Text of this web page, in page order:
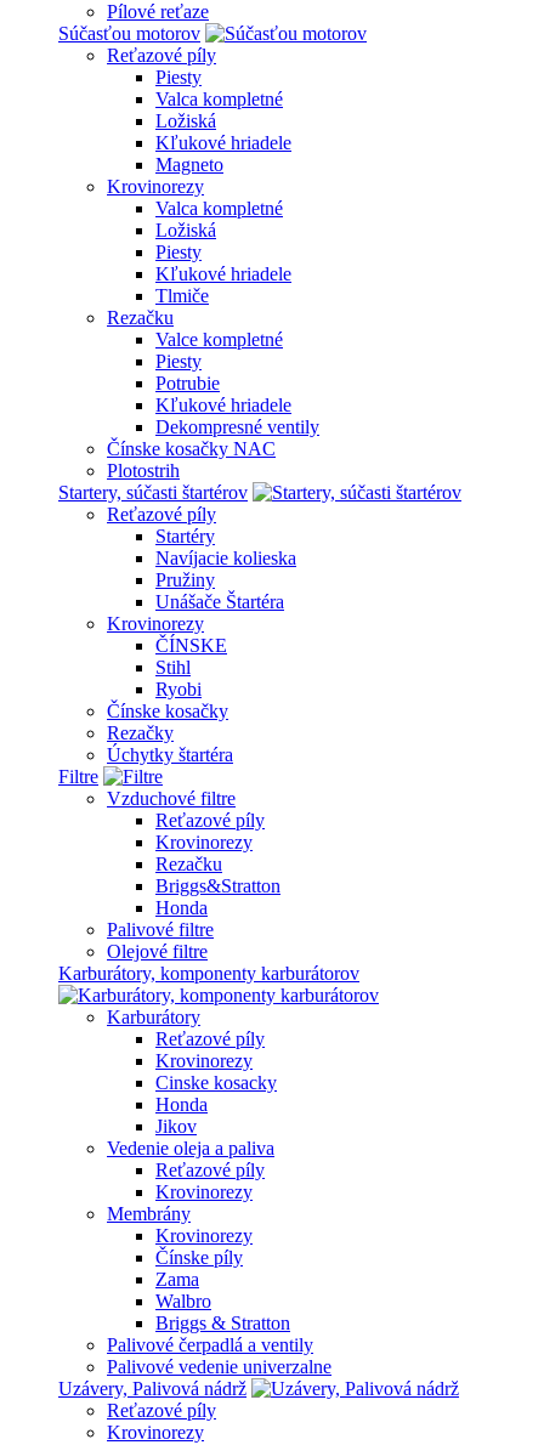
Pílové reťaze
Súčasťou motorov
Reťazové píly
Piesty
Valca kompletné
Ložiská
Kľukové hriadele
Magneto
Krovinorezy
Valca kompletné
Ložiská
Piesty
Kľukové hriadele
Tlmiče
Rezačku
Valce kompletné
Piesty
Potrubie
Kľukové hriadele
Dekompresné ventily
Čínske kosačky NAC
Plotostrih
Startery, súčasti štartérov
Reťazové píly
Startéry
Navíjacie kolieska
Pružiny
Unášače Štartéra
Krovinorezy
ČÍNSKE
Stihl
Ryobi
Čínske kosačky
Rezačky
Úchytky štartéra
Filtre
Vzduchové filtre
Reťazové píly
Krovinorezy
Rezačku
Briggs&Stratton
Honda
Palivové filtre
Olejové filtre
Karburátory, komponenty karburátorov
Karburátory
Reťazové píly
Krovinorezy
Cinske kosacky
Honda
Jikov
Vedenie oleja a paliva
Reťazové píly
Krovinorezy
Membrány
Krovinorezy
Čínske píly
Zama
Walbro
Briggs & Stratton
Palivové čerpadlá a ventily
Palivové vedenie univerzalne
Uzávery, Palivová nádrž
Reťazové píly
Krovinorezy